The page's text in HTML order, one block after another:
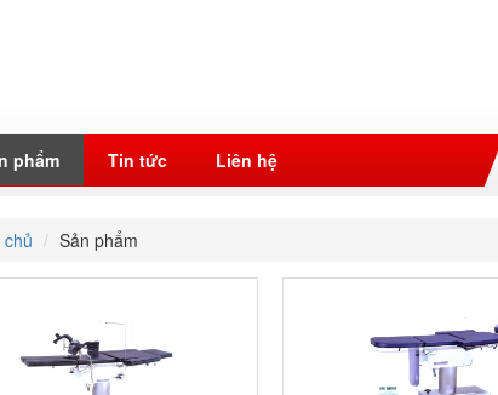
phẩm Tin tức Liên hệ
Sản phẩm